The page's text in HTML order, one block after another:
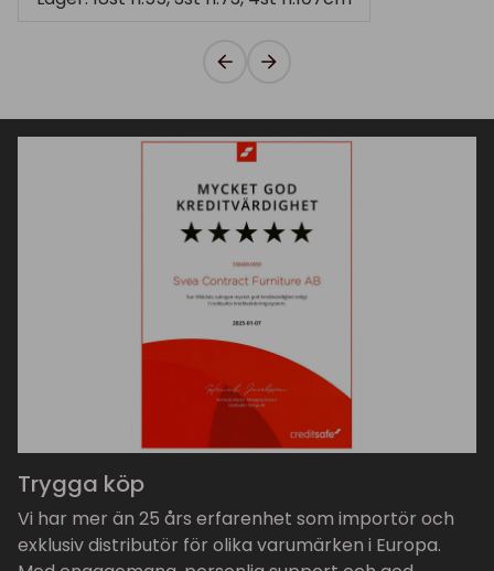
Trygga köp
Vi har mer än 25 års erfarenhet som importör och
exklusiv distributör för olika varumärken i Europa.